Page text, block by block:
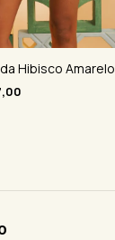
Hibisco Amarelo